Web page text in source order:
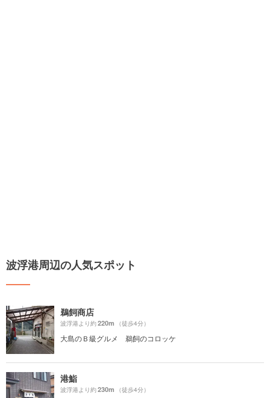
波浮港周辺の人気スポット
鵜飼商店
波浮港より約220m （徒歩4分）
大島のＢ級グルメ 鵜飼のコロッケ
港鮨
波浮港より約230m （徒歩4分）